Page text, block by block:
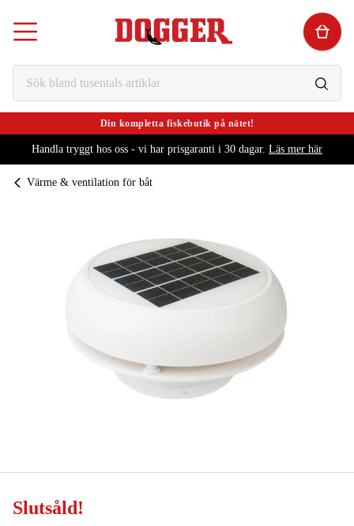
Din kompletta fiskebutik på nätet!
Handla tryggt hos oss - vi har prisgaranti i 30 dagar. Läs mer här
Värme & ventilation för båt
Slutsåld!